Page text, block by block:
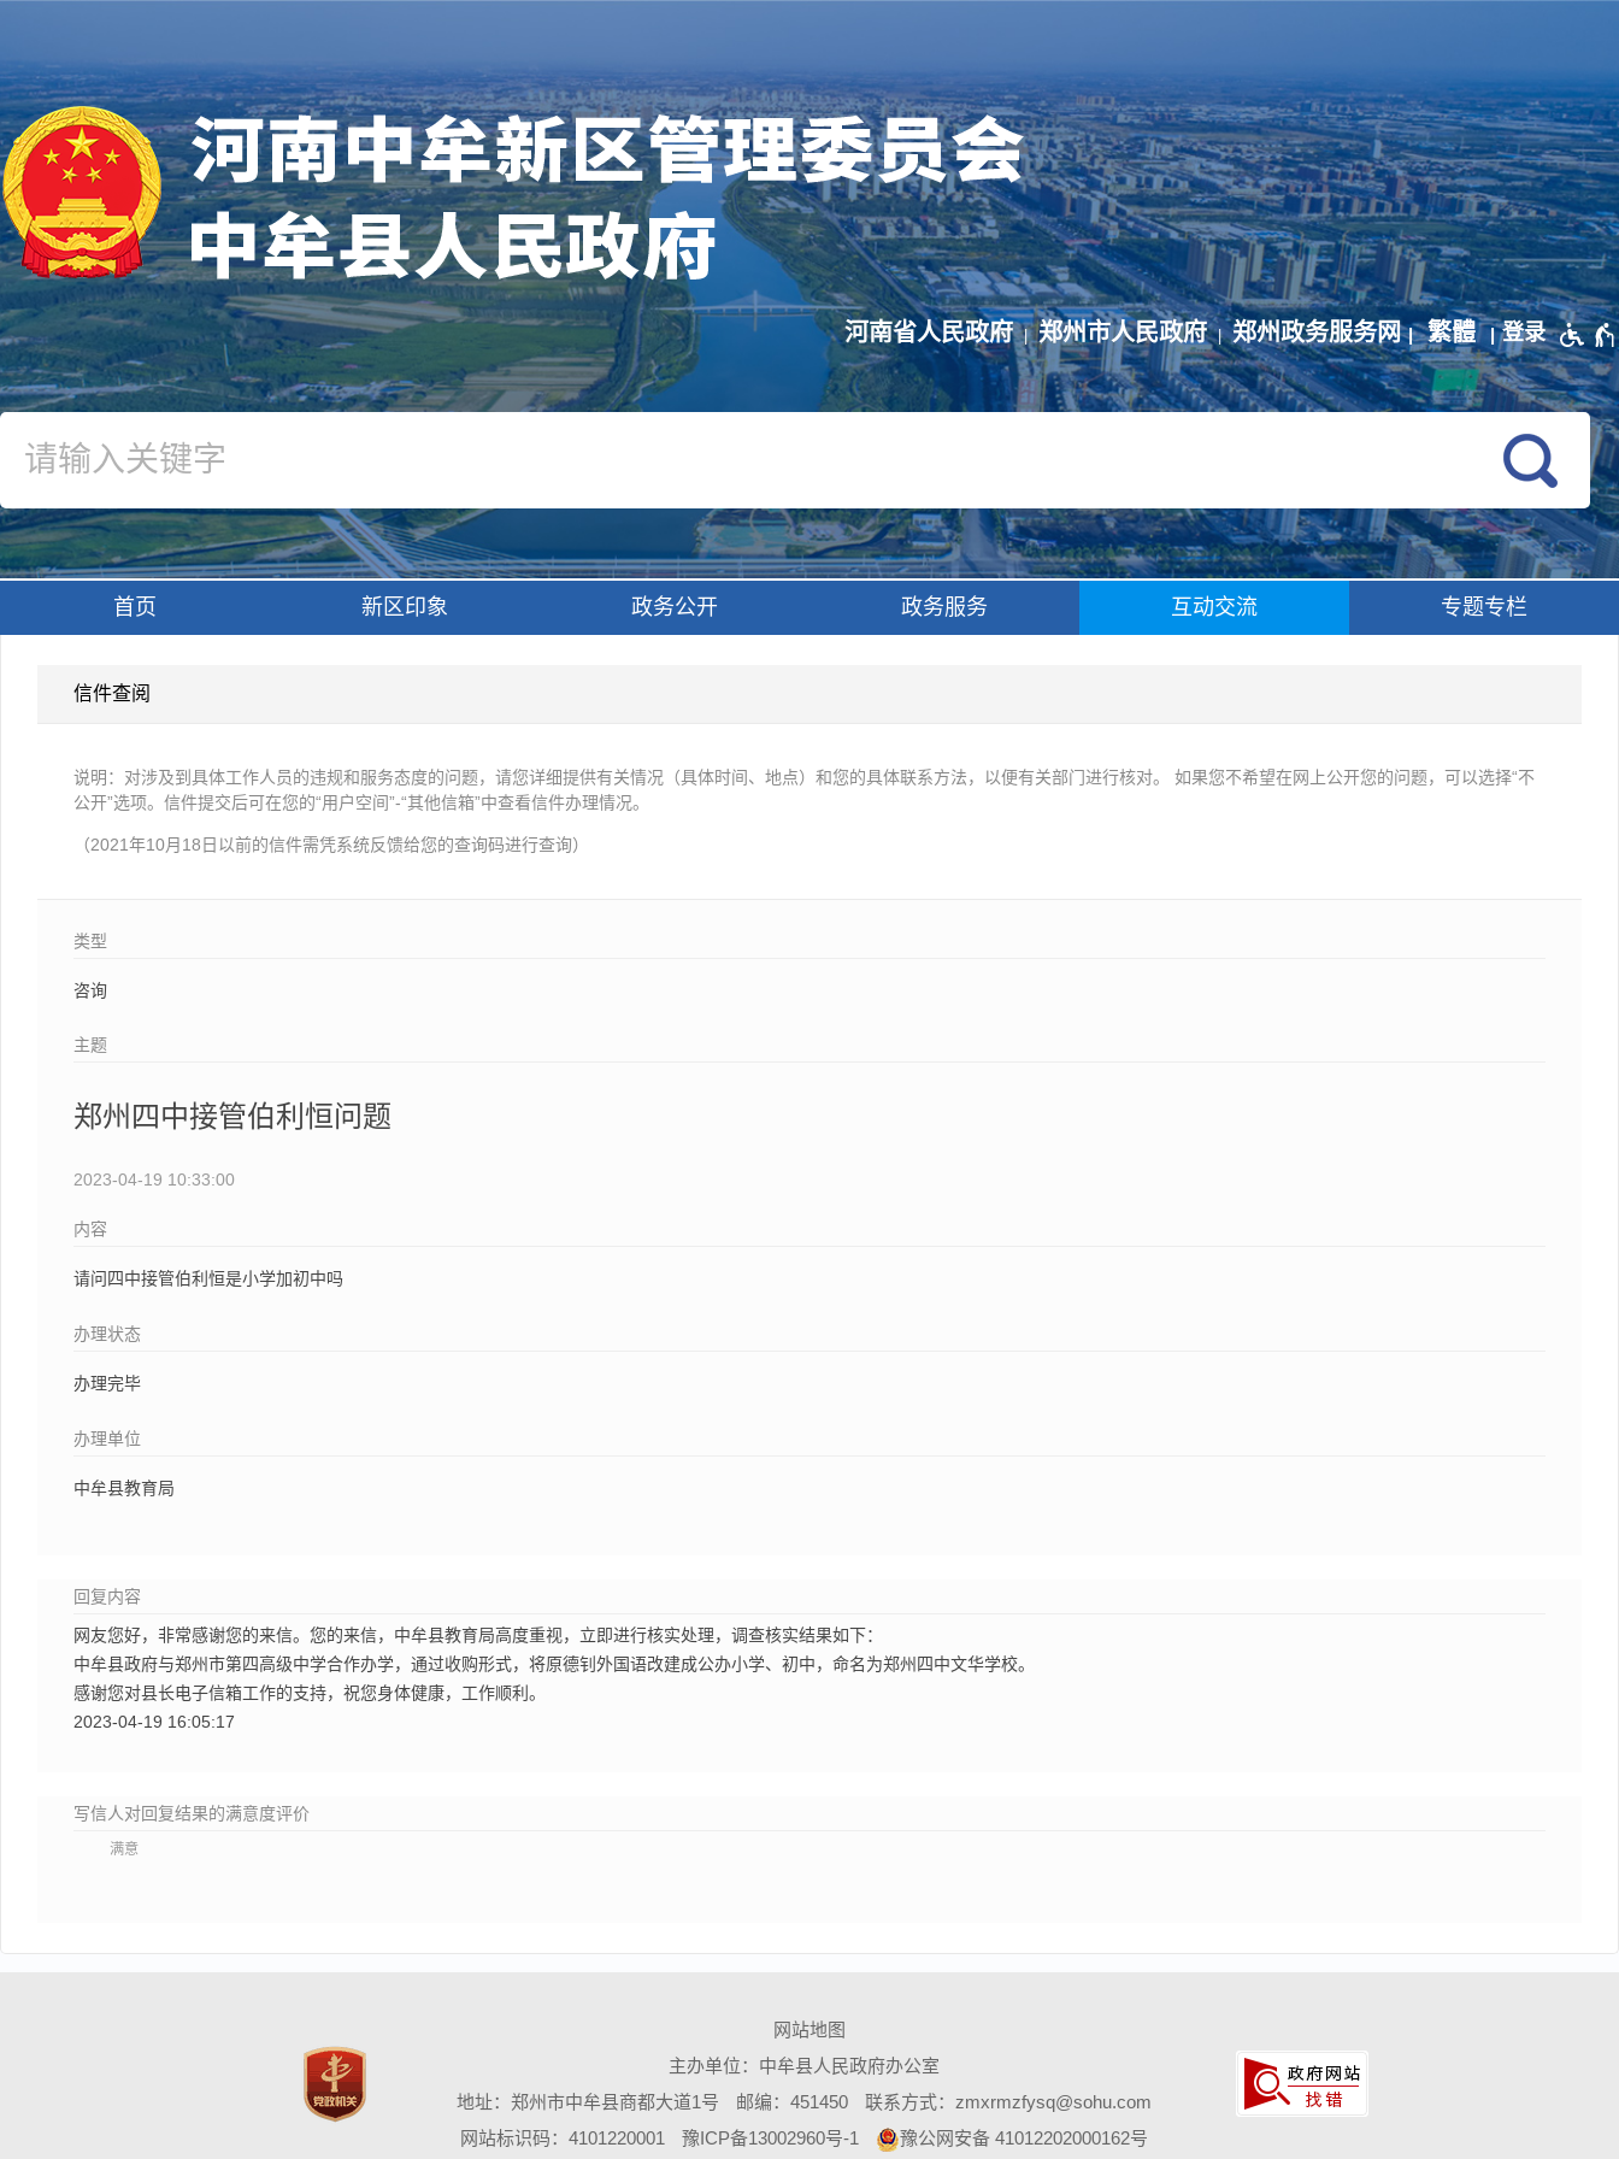
河南省人民政府 郑州市人民政府 郑州政务服务网 繁體 登录
首页 新区印象 政务公开 政务服务 互动交流 专题专栏
信件查阅
说明：对涉及到具体工作人员的违规和服务态度的问题，请您详细提供有关情况（具体时间、地点）和您的具体联系方法，以便有关部门进行核对。 如果您不希望在网上公开您的问题，可以选择“不
公开”选项。信件提交后可在您的“用户空间”-“其他信箱”中查看信件办理情况。
（2021年10月18日 以前的信件需凭系统反馈给您的查询码进行查询）
类型
咨询
主题
郑州四中接管伯利恒问题
2023-04-19 10:33:00
内容
请问四中接管伯利恒是小学加初中吗
办理状态
办理完毕
办理单位
中牟县教育局
回复内容
网友您好，非常感谢您的来信。您的来信，中牟县教育局高度重视，立即进行核实处理，调查核实结果如下：
中牟县政府与郑州市第四高级中学合作办学，通过收购形式，将原德钊外国语改建成公办小学、初中，命名为郑州四中文华学校。
感谢您对县长电子信箱工作的支持，祝您身体健康，工作顺利。
2023-04-19 16:05:17
写信人对回复结果的满意度评价
满意
网站地图
主办单位：中牟县人民政府办公室
地址：郑州市中牟县商都大道1号
邮编：451450
联系方式：zmxrmzfysq@sohu.com
网站标识码：4101220001
豫ICP备13002960号-1 豫公网安备 41012202000162号